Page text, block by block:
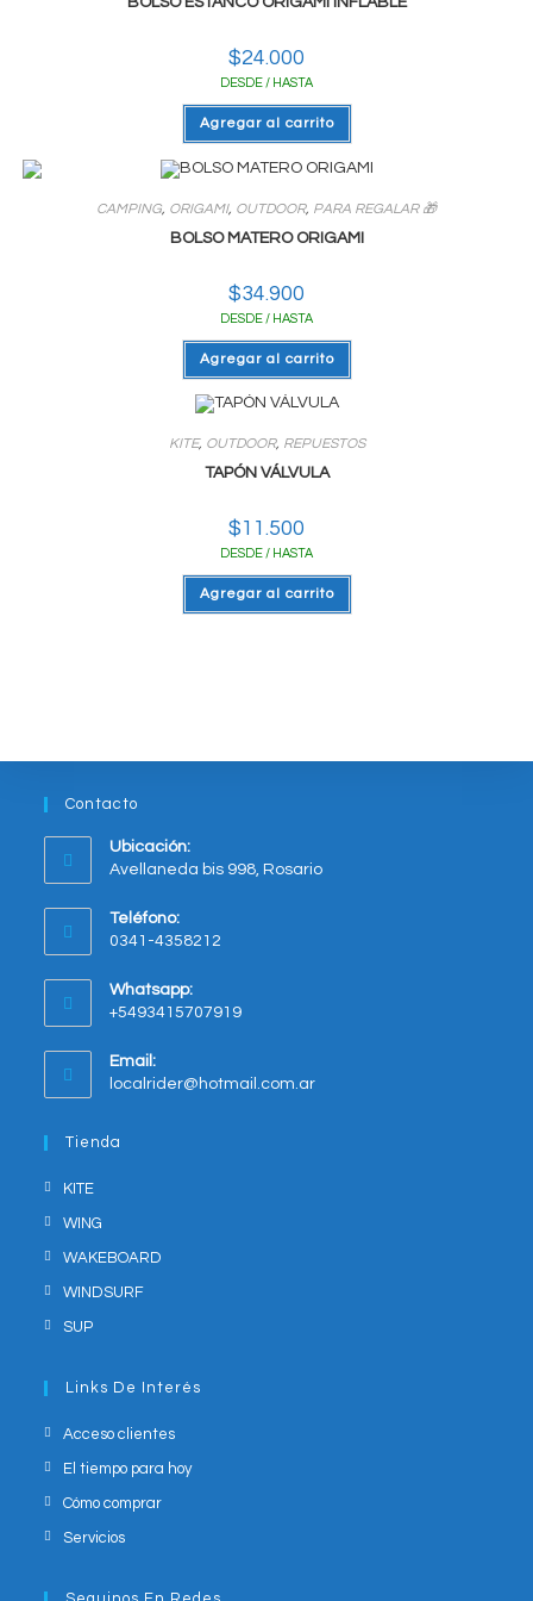
$24.000
DESDE / HASTA
Agregar al carrito
CAMPING, ORIGAMI, OUTDOOR, PARA REGALAR 🎁
BOLSO MATERO ORIGAMI
$34.900
DESDE / HASTA
Agregar al carrito
KITE, OUTDOOR, REPUESTOS
TAPÓN VÁLVULA
$11.500
DESDE / HASTA
Agregar al carrito
Contacto
Ubicación:
Avellaneda bis 998, Rosario
in
new
tab
Teléfono:
0341-4358212
Whatsapp:
+5493415707919
in
Email:
localrider@hotmail.com.arOpens
Tienda
KITE
WING
WAKEBOARD
WINDSURF
SUP
Links De Interés
Acceso clientes
El tiempo para hoy
Cómo comprar
Servicios